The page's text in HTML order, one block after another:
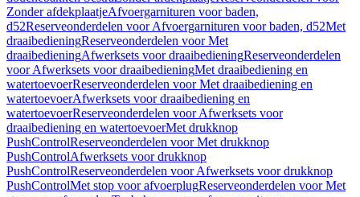
Zonder afdekplaatjeAfvoergarnituren voor baden,
d52Reserveonderdelen voor Afvoergarnituren voor baden, d52Met
draaibedieningReserveonderdelen voor Met
draaibedieningAfwerksets voor draaibedieningReserveonderdelen
voor Afwerksets voor draaibedieningMet draaibediening en
watertoevoerReserveonderdelen voor Met draaibediening en
watertoevoerAfwerksets voor draaibediening en
watertoevoerReserveonderdelen voor Afwerksets voor
draaibediening en watertoevoerMet drukknop
PushControlReserveonderdelen voor Met drukknop
PushControlAfwerksets voor drukknop
PushControlReserveonderdelen voor Afwerksets voor drukknop
PushControlMet stop voor afvoerplugReserveonderdelen voor Met